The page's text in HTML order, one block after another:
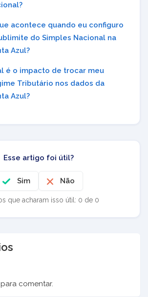
acontece quando eu configuro
do Simples Nacional na
Azul?
é o impacto de trocar meu
Tributário nos dados da
Azul?
Esse artigo foi útil?
Sim Não
que acharam isso útil: 0 de 0
para comentar.